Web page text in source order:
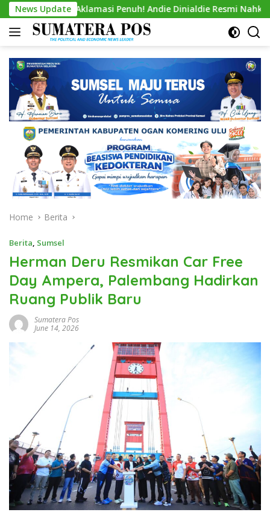
Skip
to
content
News Update
Penuh! Andie Dinialdie Resmi Nahkodai Golkar Sumsel,
Home Berita
Berita, Sumsel
Herman Deru Resmikan Car Free
Day Ampera, Palembang Hadirkan
Ruang Publik Baru
Sumatera Pos
June 14, 2026